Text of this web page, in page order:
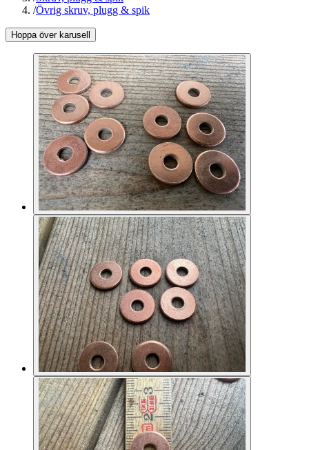
/Övrig skruv, plugg & spik
Hoppa över karusell